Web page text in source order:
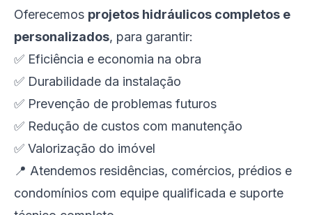
Oferecemos projetos hidráulicos completos e
personalizados, para garantir:
✅ Eficiência e economia na obra
✅ Durabilidade da instalação
✅ Prevenção de problemas futuros
✅ Redução de custos com manutenção
✅ Valorização do imóvel
📍 Atendemos residências, comércios, prédios e
condomínios com equipe qualificada e suporte